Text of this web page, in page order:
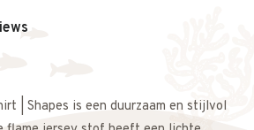
| Shapes is een duurzaam en stijlvol